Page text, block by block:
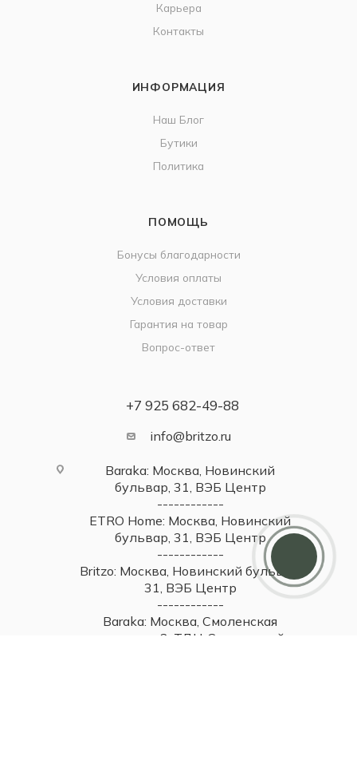
Карьера
Контакты
ИНФОРМАЦИЯ
Наш Блог
Бутики
Политика
ПОМОЩЬ
Бонусы благодарности
Условия оплаты
Условия доставки
Гарантия на товар
Вопрос-ответ
+7 925 682-49-88
info@britzo.ru
Baraka: Москва, Новинский
бульвар, 31, ВЭБ Центр
------------
ETRO Home: Москва, Новинский
бульвар, 31, ВЭБ Центр
------------
Britzo: Москва, Новинский бульвар,
31, ВЭБ Центр
------------
Baraka: Москва, Смоленская
площадь, 3, ТДЦ Смоленский
Дарим 5000 балов
Мы ценим своих клиентов и в качестве
благодарности зачисляем 5 000 бонусов за
регистрацию